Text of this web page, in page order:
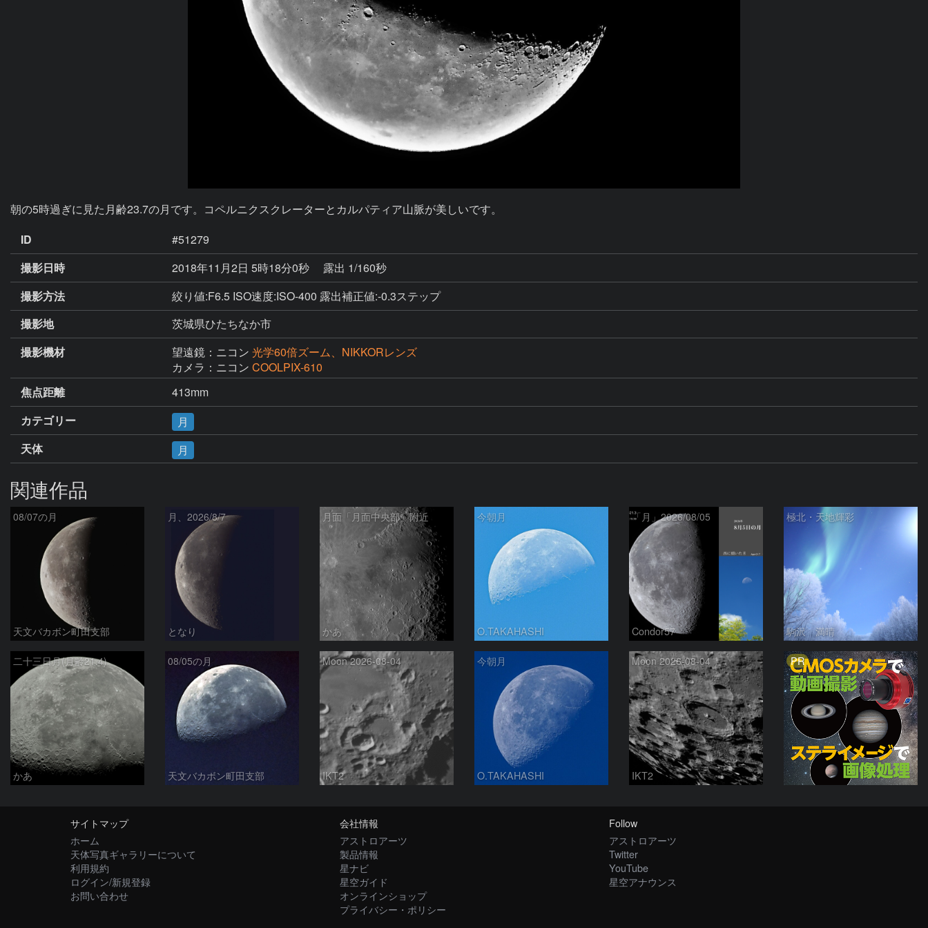
朝の5時過ぎに見た月齢23.7の月です。コペルニクスクレーターとカルパティア山脈が美しいです。
ID
#51279
撮影日時
2018年11月2日 5時18分0秒
露出 1/160秒
撮影方法
絞り値:F6.5 ISO速度:ISO-400 露出補正値:-0.3ステップ
撮影地
茨城県ひたちなか市
撮影機材
望遠鏡：ニコン 光学60倍ズーム、NIKKORレンズ
カメラ：ニコン COOLPIX-610
焦点距離
413mm
カテゴリー
月
天体
月
関連作品
08/07の月
天文バカボン町田支部
月、2026/8/7
となり
月面「月面中央部」附近
かあ
今朝月
O.TAKAHASHI
「月」2026/08/05
Condor57
極北・天地輝彩
駒沢 満晴
二十三日月(月齢21.4)
かあ
08/05の月
天文バカボン町田支部
Moon 2026-08-04
IKT2
今朝月
O.TAKAHASHI
Moon 2026-08-04
IKT2
PR
サイトマップ
ホーム
天体写真ギャラリーについて
利用規約
ログイン/新規登録
お問い合わせ
会社情報
アストロアーツ
製品情報
星ナビ
星空ガイド
オンラインショップ
プライバシー・ポリシー
Follow
アストロアーツ
Twitter
YouTube
星空アナウンス